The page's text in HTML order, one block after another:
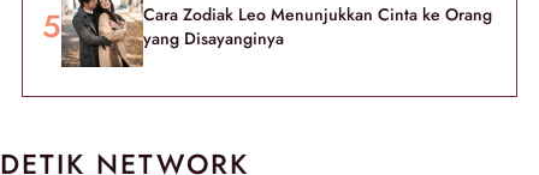
Cara Zodiak Leo Menunjukkan Cinta ke Orang
yang Disayanginya
DETIK NETWORK